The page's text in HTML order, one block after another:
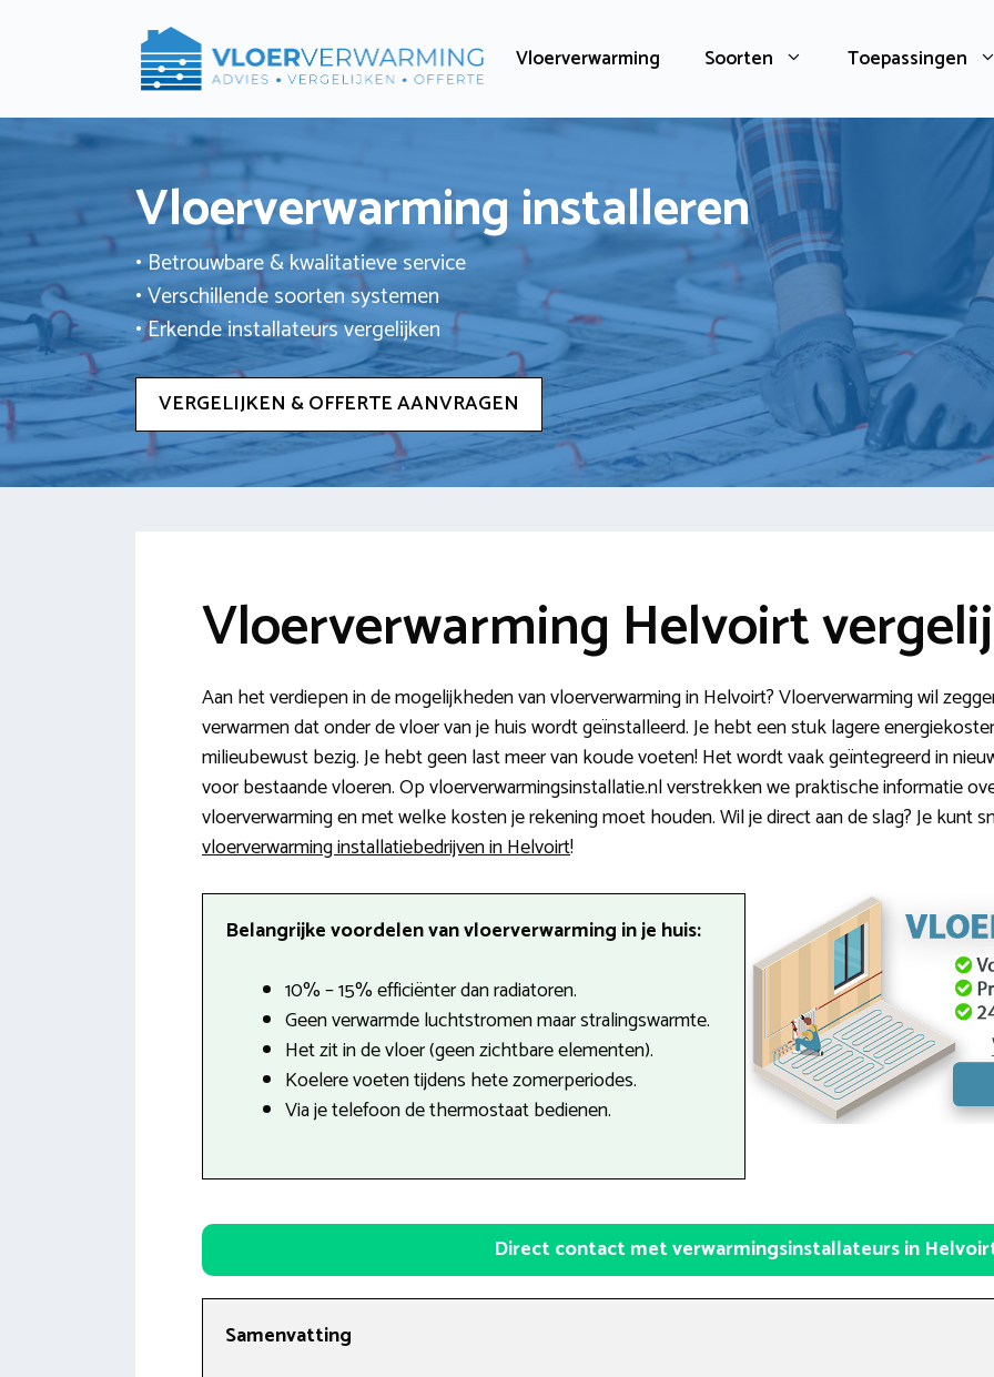
Vloerverwarming Soorten Toepassingen
Vloerverwarming installeren
• Betrouwbare & kwalitatieve service
• Verschillende soorten systemen
• Erkende installateurs vergelijken
VERGELIJKEN & OFFERTE AANVRAGEN
Vloerverwarming Helvoirt
Aan het verdiepen in de mogelijkheden van vloerverwarming in Helvoirt? Vloerverwarming wil
verwarmen dat onder de vloer van je huis wordt geïnstalleerd. Je hebt een stuk lagere
milieubewust bezig. Je hebt geen last meer van koude voeten! Het wordt vaak geïntegreerd in
voor bestaande vloeren. Op vloerverwarmingsinstallatie.nl verstrekken we praktische informatie
vloerverwarming en met welke kosten je rekening moet houden. Wil je direct aan de slag? Je kunt
vloerverwarming installatiebedrijven in Helvoirt!
Belangrijke voordelen van vloerverwarming in je huis:
10% – 15% efficiënter dan radiatoren.
Geen verwarmde luchtstromen maar stralingswarmte.
Het zit in de vloer (geen zichtbare elementen).
Koelere voeten tijdens hete zomerperiodes.
Via je telefoon de thermostaat bedienen.
Direct contact met verwarmingsinstallateurs in
Samenvatting